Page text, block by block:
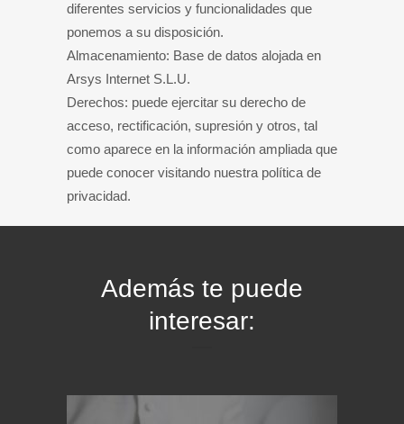
diferentes servicios y funcionalidades que
ponemos a su disposición.
Almacenamiento: Base de datos alojada en
Arsys Internet S.L.U.
Derechos: puede ejercitar su derecho de
acceso, rectificación, supresión y otros, tal
como aparece en la información ampliada que
puede conocer visitando nuestra política de
privacidad.
Además te puede
interesar: